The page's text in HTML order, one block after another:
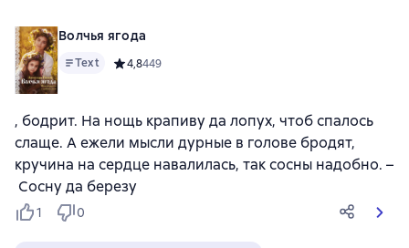
Волчья ягода
Text Средний рейтинг 4,8 на основе 449 оценок
4,8449
, бодрит. На нощь крапиву да лопух, чтоб спалось
слаще. А ежели мысли дурные в голове бродят,
кручина на сердце навалилась, так сосны надобно. –
Сосну да березу
1 0